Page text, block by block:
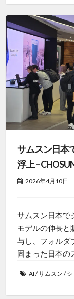
サムスン日本
浮上 –
2026年4月10日
サムスン日本で
モデルの伸長と
与し、フォルダ
固まった日本の
AI /サムスン /